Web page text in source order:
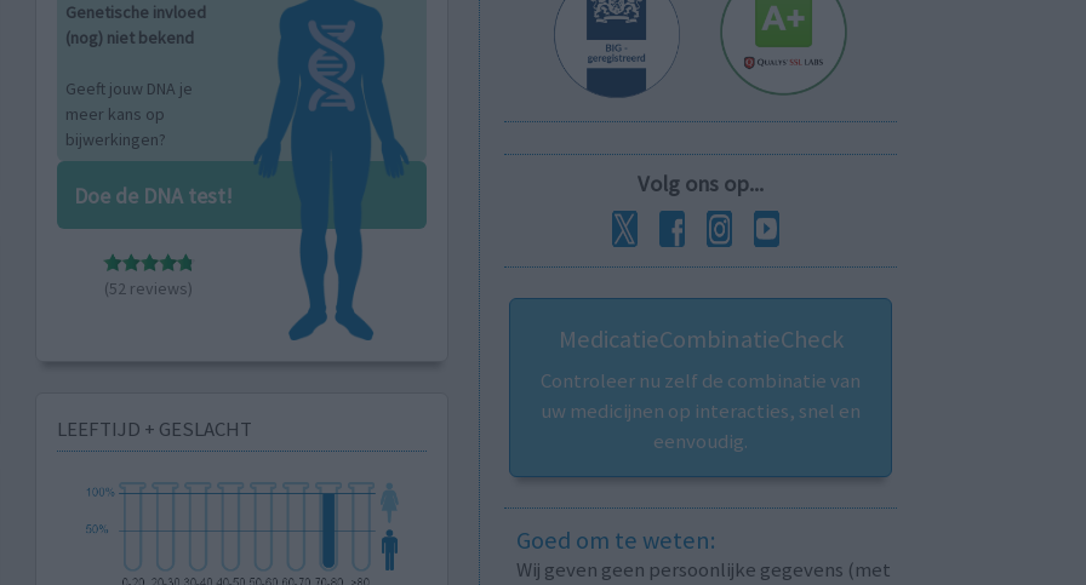
Genetische invloed
(nog) niet bekend
Geeft jouw DNA je
meer kans op
bijwerkingen?
Doe de DNA test!
(52 reviews)
LEEFTIJD + GESLACHT
Volg ons op...
MedicatieCombinatieCheck
Controleer nu zelf de combinatie van
uw medicijnen op interacties, snel en
eenvoudig.
Goed om te weten:
Wij geven geen persoonlijke gegevens (met